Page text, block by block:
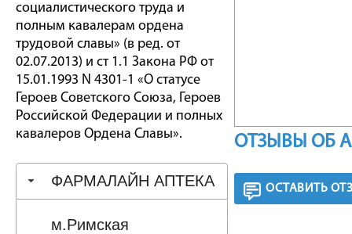
социалистического труда и
полным кавалерам ордена
трудовой славы» (в ред. от
02.07.2013) и ст 1.1 Закона РФ от
15.01.1993 N 4301-1 «О статусе
Героев Советского Союза, Героев
Российской Федерации и полных
кавалеров Ордена Славы».
ФАРМАЛАЙН АПТЕКА
м.Римская
ОТЗЫВЫ ОБ
ОСТАВИТЬ